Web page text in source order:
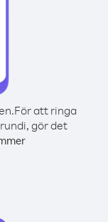
För att ringa
gör det